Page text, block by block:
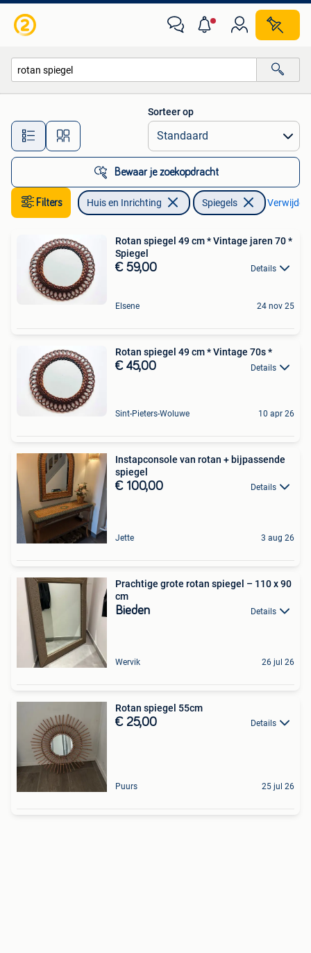
Alle afstanden…
Sorteer op
Bewaar je zoekopdracht
Filters Huis en Inrichting Spiegels Verwijder
Rotan spiegel 49 cm * Vintage jaren 70 *
Spiegel
€ 59,00 Details
Elsene 24 nov 25
Rotan spiegel 49 cm * Vintage 70s *
€ 45,00 Details
Sint-Pieters-Woluwe 10 apr 26
Instapconsole van rotan + bijpassende
spiegel
€ 100,00 Details
Jette 3 aug 26
Prachtige grote rotan spiegel – 110 x 90
cm
Bieden Details
Wervik 26 jul 26
Rotan spiegel 55cm
€ 25,00 Details
Puurs 25 jul 26